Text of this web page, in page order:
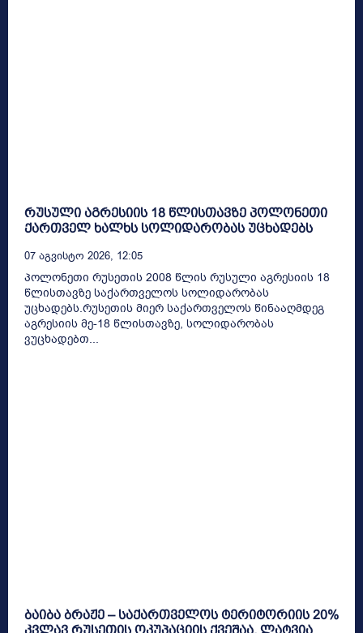
რუსული აგრესიის 18 წლისთავზე პოლონეთი
ქართველ ხალხს სოლიდარობას უცხადებს
07 Აგვისტო 2026, 12:05
პოლონეთი რუსეთის 2008 წლის რუსული აგრესიის 18
წლისთავზე საქართველოს სოლიდარობას
უცხადებს.რუსეთის მიერ საქართველოს წინააღმდეგ
აგრესიის მე-18 წლისთავზე, სოლიდარობას
ვუცხადებთ...
ბაიბა ბრაჟე – საქართველოს ტერიტორიის 20%